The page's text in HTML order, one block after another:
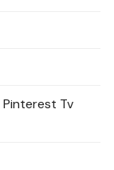
Pinterest Tv